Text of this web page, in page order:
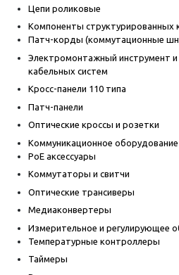
Цепи роликовые
Компоненты структурированных
Патч-корды (коммутационные
Электромонтажный инструмент и
кабельных систем
Кросс-панели 110 типа
Патч-панели
Оптические кроссы и розетки
Коммуникационное оборудование
PoE аксессуары
Коммутаторы и свитчи
Оптические трансиверы
Медиаконвертеры
Измерительное и регулирующее
Температурные контроллеры
Таймеры